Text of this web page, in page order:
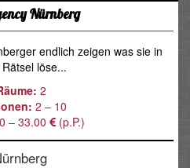
Nürnberg
endlich zeigen was sie in
löse...
2
2 – 10
– 33.00 (p.P.)